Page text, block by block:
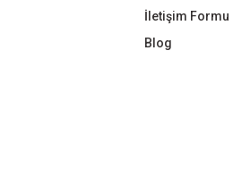
İletişim Formu
Blog